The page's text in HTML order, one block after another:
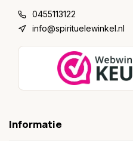
0455113122
info@spirituelewinkel.nl
Informatie